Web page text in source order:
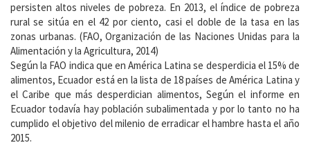
persisten altos niveles de pobreza. En 2013, el índice de pobreza
rural se sitúa en el 42 por ciento, casi el doble de la tasa en las
zonas urbanas. (FAO, Organización de las Naciones Unidas para la
Alimentación y la Agricultura, 2014)
Según la FAO indica que en América Latina se desperdicia el 15% de
alimentos, Ecuador está en la lista de 18 países de América Latina y
el Caribe que más desperdician alimentos, Según el informe en
Ecuador todavía hay población subalimentada y por lo tanto no ha
cumplido el objetivo del milenio de erradicar el hambre hasta el año
2015.